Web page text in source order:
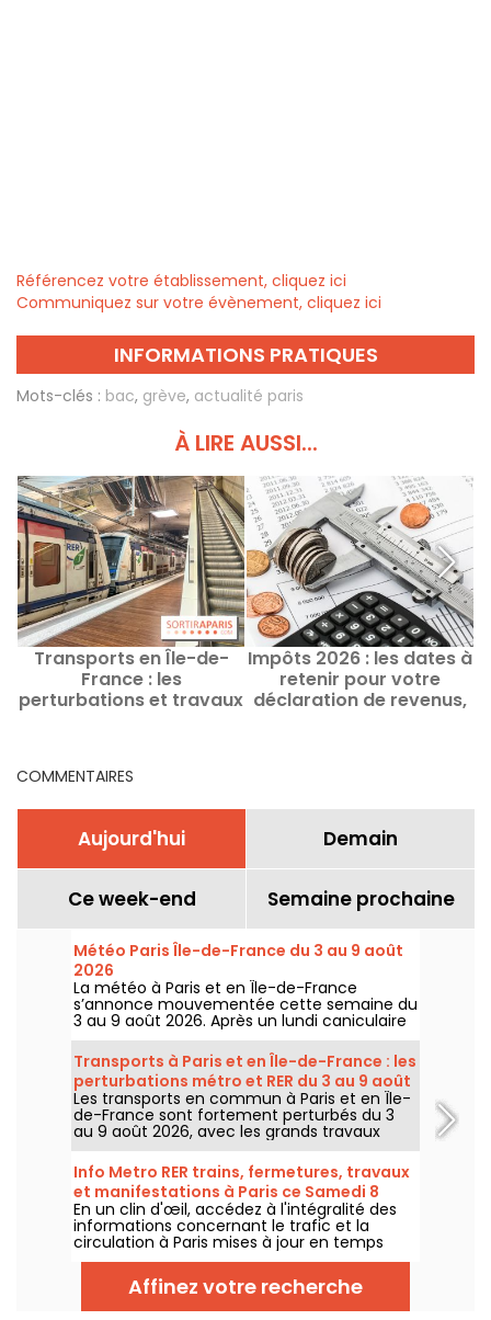
Référencez votre établissement, cliquez ici
Communiquez sur votre évènement, cliquez ici
INFORMATIONS PRATIQUES
Mots-clés : bac, grève, actualité paris
À LIRE AUSSI...
Transports en Île-de-
France : les
perturbations et travaux
Impôts 2026 : les dates à
retenir pour votre
déclaration de revenus,
COMMENTAIRES
Aujourd'hui Demain
Ce week-end Semaine prochaine
Météo Paris Île-de-France du 3 au 9 août
2026
La météo à Paris et en Île-de-France
s’annonce mouvementée cette semaine du
3 au 9 août 2026. Après un lundi caniculaire
marqué par un risque d’orages, les
températures vont progressivement baisser
avant le retour d’un temps plus chaud et
ensoleillé pour le week-end.
Transports à Paris et en Île-de-France : les
perturbations métro et RER du 3 au 9 août
2026
Les transports en commun à Paris et en Île-
de-France sont fortement perturbés du 3
au 9 août 2026, avec les grands travaux
d'été qui impactent très durement
certaines lignes, selon la RATP et SNCF.
Info Metro RER trains, fermetures, travaux
et manifestations à Paris ce Samedi 8
août 2026
En un clin d'œil, accédez à l'intégralité des
informations concernant le trafic et la
circulation à Paris mises à jour en temps
réel. Metro RER et Transilien de la RATP,
travaux, circulation, grands évènements et
manifestations, on vous donne toutes les
informations pratiques à connaître avant de
Affinez votre recherche